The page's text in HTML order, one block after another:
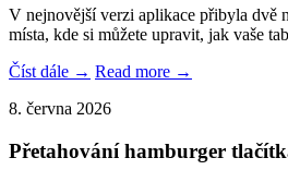
V nejnovější verzi aplikace přibyla dvě
místa, kde si můžete upravit, jak vaše
Číst dále → Read more →
8. června 2026
Přetahování hamburger